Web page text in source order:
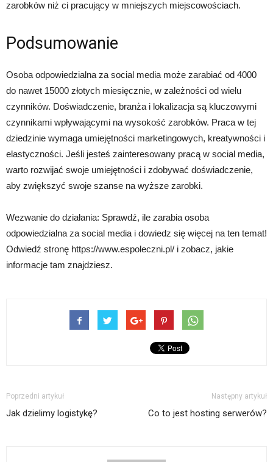
zarobków niż ci pracujący w mniejszych miejscowościach.
Podsumowanie
Osoba odpowiedzialna za social media może zarabiać od 4000
do nawet 15000 złotych miesięcznie, w zależności od wielu
czynników. Doświadczenie, branża i lokalizacja są kluczowymi
czynnikami wpływającymi na wysokość zarobków. Praca w tej
dziedzinie wymaga umiejętności marketingowych, kreatywności i
elastyczności. Jeśli jesteś zainteresowany pracą w social media,
warto rozwijać swoje umiejętności i zdobywać doświadczenie,
aby zwiększyć swoje szanse na wyższe zarobki.
Wezwanie do działania: Sprawdź, ile zarabia osoba
odpowiedzialna za social media i dowiedz się więcej na ten temat!
Odwiedź stronę https://www.espoleczni.pl/ i zobacz, jakie
informacje tam znajdziesz.
Poprzedni artykuł
Jak dzielimy logistykę?
Następny artykuł
Co to jest hosting serwerów?